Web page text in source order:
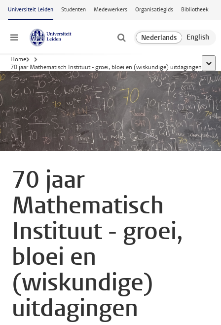
Ga naar hoofdinhoud
Universiteit Leiden Studenten Medewerkers Organisatiegids Bibliotheek
Menu
Home ...
70 jaar Mathematisch Instituut - groei, bloei en (wiskundige) uitdagingen
toon
70 jaar
Mathematisch
Instituut - groei,
bloei en
(wiskundige)
uitdagingen